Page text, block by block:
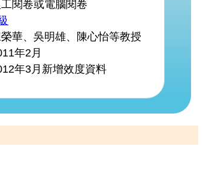
工閱卷或電腦閱卷
榮華、吳明雄、陳心怡等教授
年2月
年3月新增效度資料